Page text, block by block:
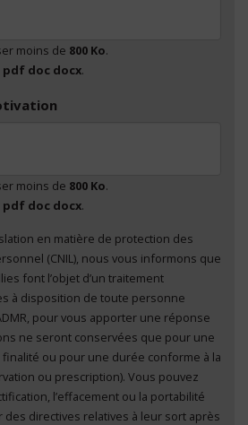
moins de 800 Ko.
pdf doc docx.
moins de 800 Ko.
pdf doc docx.
je consens au traitement
personnel *
en matière de protection des
(CNIL), nous vous informons que
font l’objet d’un traitement
pour vous apporter une réponse
ne seront conservées que pour une
ou pour une durée conforme à la
ou prescription). Vous pouvez
l’effacement ou la portabilité
directives relatives à leur sort après